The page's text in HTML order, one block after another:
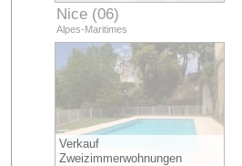
Nice (06)
Alpes-Maritimes
Verkauf
Zweizimmerwohnungen